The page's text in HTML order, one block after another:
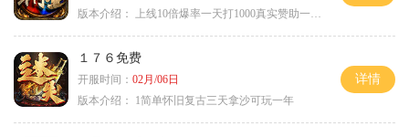
版本介绍：
上线10倍爆率一天打1000真实赞助一夜终
１７６免费
开服时间： 02月/06日
版本介绍：
1简单怀旧复古三天拿沙可玩一年
详情